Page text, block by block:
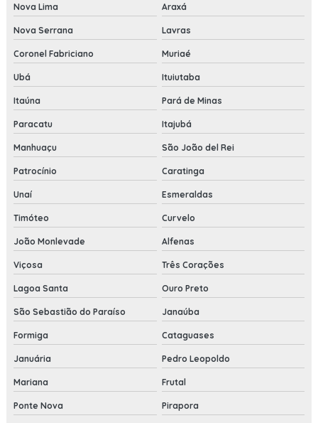
Nova Lima Araxá
Nova Serrana Lavras
Coronel Fabriciano Muriaé
Ubá Ituiutaba
Itaúna Pará de Minas
Paracatu Itajubá
Manhuaçu São João del Rei
Patrocínio Caratinga
Unaí Esmeraldas
Timóteo Curvelo
João Monlevade Alfenas
Viçosa Três Corações
Lagoa Santa Ouro Preto
São Sebastião do Paraíso Janaúba
Formiga Cataguases
Januária Pedro Leopoldo
Mariana Frutal
Ponte Nova Pirapora